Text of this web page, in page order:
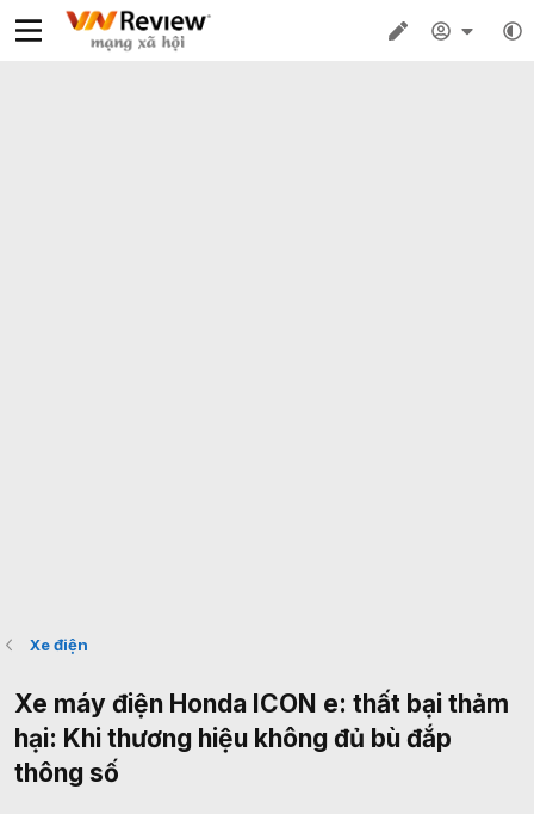
Xe điện
Xe máy điện Honda ICON e: thất bại thảm
hại: Khi thương hiệu không đủ bù đắp
thông số